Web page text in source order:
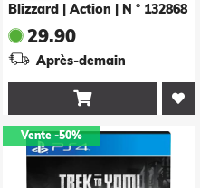
Blizzard | Action
N ° 132868
29.90
Après-demain

Vente-50%